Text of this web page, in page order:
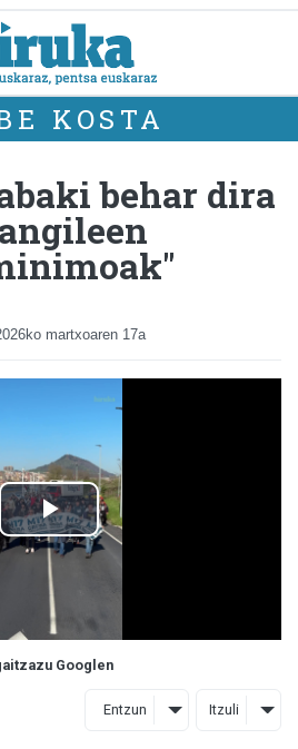
KOSTA
behar dira
martxoaren 17a
Googlen
Entzun Itzuli